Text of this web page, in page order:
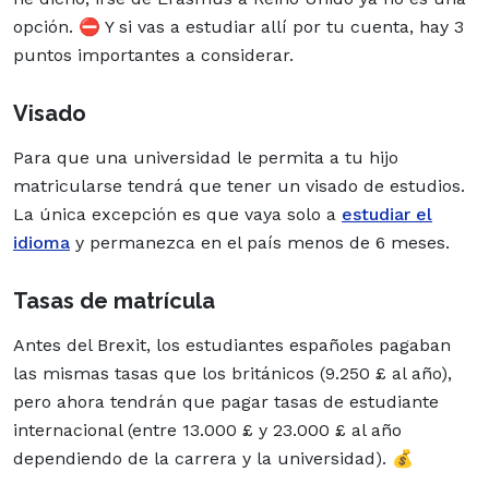
opción. ⛔ Y si vas a estudiar allí por tu cuenta, hay 3
puntos importantes a considerar.
Visado
Para que una universidad le permita a tu hijo
matricularse tendrá que tener un visado de estudios.
La única excepción es que vaya solo a estudiar el
idioma y permanezca en el país menos de 6 meses.
Tasas de matrícula
Antes del Brexit, los estudiantes españoles pagaban
las mismas tasas que los británicos (9.250 £ al año),
pero ahora tendrán que pagar tasas de estudiante
internacional (entre 13.000 £ y 23.000 £ al año
dependiendo de la carrera y la universidad). 💰